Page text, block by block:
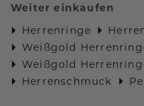
Weiter einkaufen
Herrenringe
Weißgold
Weißgold
Herrenschmuck